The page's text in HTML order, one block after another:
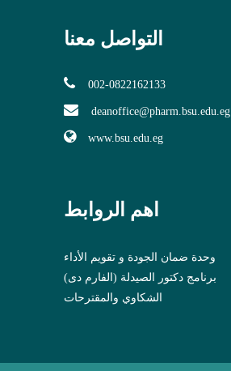
التواصل معنا
002-0822162133
deanoffice@pharm.bsu.edu.eg
www.bsu.edu.eg
اهم الروابط
وحدة ضمان الجودة و تقويم الأداء
برنامج دكتور الصيدلة (الفارم دى)
الشكاوي والمقترحات